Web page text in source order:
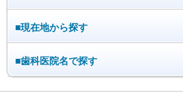
■現在地から探す
■歯科医院名で探す